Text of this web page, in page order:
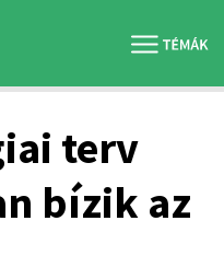
terv
bízik az